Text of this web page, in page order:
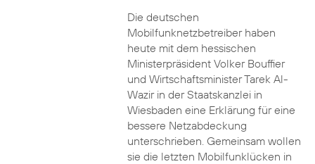
Die deutschen
Mobilfunknetzbetreiber haben
heute mit dem hessischen
Ministerpräsident Volker Bouffier
und Wirtschaftsminister Tarek Al-
Wazir in der Staatskanzlei in
Wiesbaden eine Erklärung für eine
bessere Netzabdeckung
unterschrieben. Gemeinsam wollen
sie die letzten Mobilfunklücken in